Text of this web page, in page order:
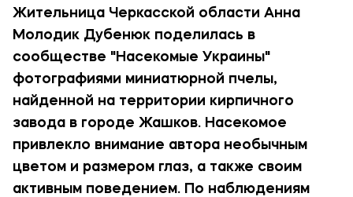
Жительница Черкасской области Анна
Молодик Дубенюк поделилась в
сообществе "Насекомые Украины"
фотографиями миниатюрной пчелы,
найденной на территории кирпичного
завода в городе Жашков. Насекомое
привлекло внимание автора необычным
цветом и размером глаз, а также своим
активным поведением. По наблюдениям